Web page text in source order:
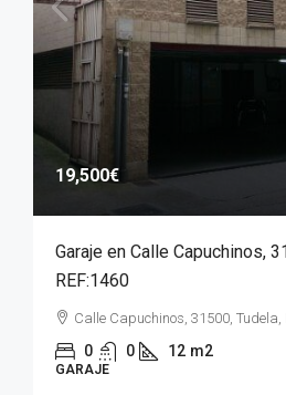
19,500€
Garaje en Calle Capuchinos,
REF:1460
Calle Capuchinos, 31500,
0 0 12 m2
GARAJE